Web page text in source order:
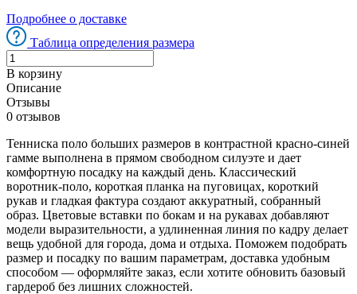
Подробнее о доставке
Таблица определения размера
В корзину
Описание
Отзывы
0 отзывов
Тенниска поло больших размеров в контрастной красно-синей
гамме выполнена в прямом свободном силуэте и дает
комфортную посадку на каждый день. Классический
воротник-поло, короткая планка на пуговицах, короткий
рукав и гладкая фактура создают аккуратный, собранный
образ. Цветовые вставки по бокам и на рукавах добавляют
модели выразительности, а удлиненная линия по кадру делает
вещь удобной для города, дома и отдыха. Поможем подобрать
размер и посадку по вашим параметрам, доставка удобным
способом — оформляйте заказ, если хотите обновить базовый
гардероб без лишних сложностей.